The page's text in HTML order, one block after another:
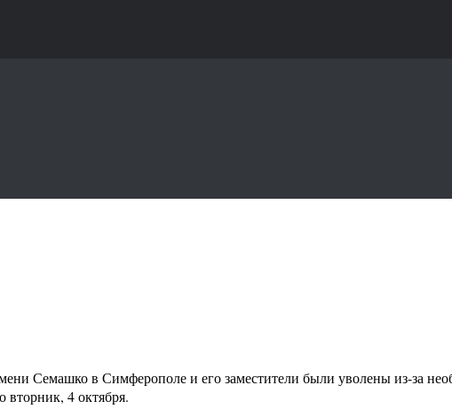
Семашко в Симферополе и его заместители были уволены из-за
4 октября.